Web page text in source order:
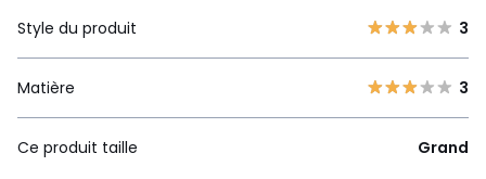
Style du produit 3
Matière 3
Ce produit taille Grand